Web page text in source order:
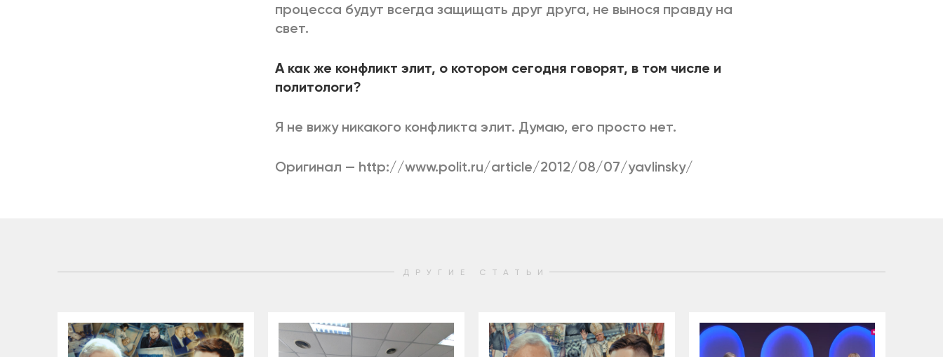
процесса будут всегда защищать друг друга, не вынося правду на
свет.
А как же конфликт элит, о котором сегодня говорят, в том числе и
политологи?
Я не вижу никакого конфликта элит. Думаю, его просто нет.
Оригинал — http://www.polit.ru/article/2012/08/07/yavlinsky/
ДРУГИЕ СТАТЬИ